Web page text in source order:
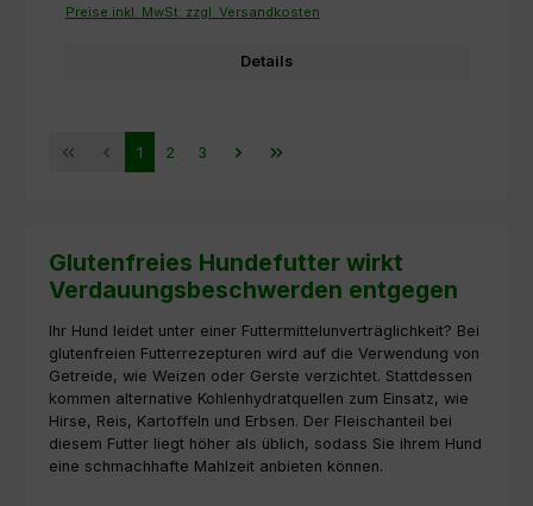
Preise inkl. MwSt. zzgl. Versandkosten
Details
Seite
1 Seite
2 Seite
3
Glutenfreies Hundefutter wirkt
Verdauungsbeschwerden entgegen
Ihr Hund leidet unter einer Futtermittelunverträglichkeit? Bei
glutenfreien Futterrezepturen wird auf die Verwendung von
Getreide, wie Weizen oder Gerste verzichtet. Stattdessen
kommen alternative Kohlenhydratquellen zum Einsatz, wie
Hirse, Reis, Kartoffeln und Erbsen. Der Fleischanteil bei
diesem Futter liegt höher als üblich, sodass Sie ihrem Hund
eine schmachhafte Mahlzeit anbieten können.